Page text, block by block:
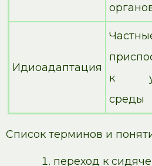
Идиоадаптация
к
среды
Список терминов и
переход к